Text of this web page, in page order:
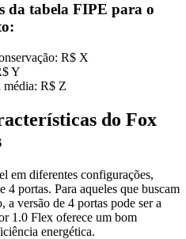
da tabela FIPE para o
R$ X
Y
média: R$ Z
do Fox
em diferentes configurações,
portas. Para aqueles que buscam
a versão de 4 portas pode ser a
1.0 Flex oferece um bom
energética.